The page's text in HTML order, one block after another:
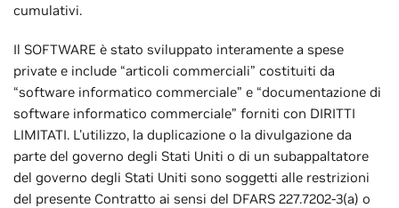
cumulativi.
Il SOFTWARE è stato sviluppato interamente a spese
private e include “articoli commerciali” costituiti da
“software informatico commerciale” e “documentazione di
software informatico commerciale” forniti con DIRITTI
LIMITATI. L'utilizzo, la duplicazione o la divulgazione da
parte del governo degli Stati Uniti o di un subappaltatore
del governo degli Stati Uniti sono soggetti alle restrizioni
del presente Contratto ai sensi del DFARS 227.7202-3(a) o